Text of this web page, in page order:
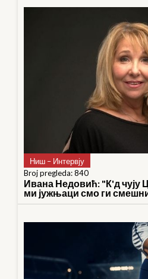
Ниш – Интервју
Broj pregleda: 840
Ивана Недовић: "К'д чују
ми јужњаци смо ги